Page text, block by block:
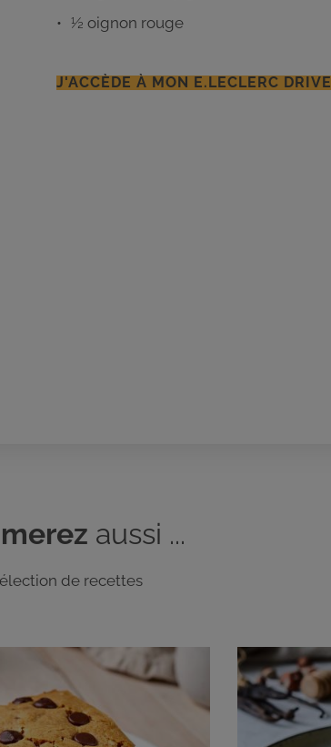
½ oignon rouge
J'ACCÈDE À MON E.LECLERC DRIVE
aussi ...
de recettes